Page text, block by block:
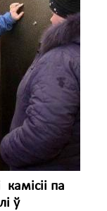
па
ў